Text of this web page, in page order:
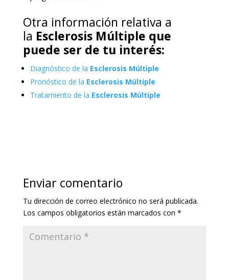
Otra información relativa a
la Esclerosis Múltiple que
puede ser de tu interés:
Diagnóstico de la Esclerosis Múltiple
Pronóstico de la Esclerosis Múltiple
Tratamiento de la Esclerosis Múltiple
Enviar comentario
Tu dirección de correo electrónico no será publicada.
Los campos obligatorios están marcados con *